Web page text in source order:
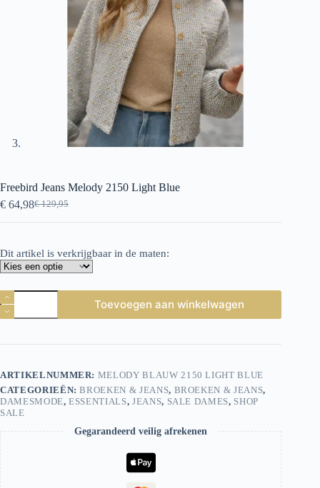
Freebird Jeans Melody 2150 Light Blue
€129,95
Oorspronkelijke
prijs
€ 129,95.
€ 64,98Huidige
prijs
€ 64,98.
Dit artikel is verkrijgbaar in de maten:
Freebird
Jeans
Melody
Light
Toevoegen aan winkelwagen
ARTIKELNUMMER: MELODY BLAUW 2150 LIGHT BLUE
CATEGORIEËN:BROEKEN & JEANS, BROEKEN & JEANS,
DAMESMODE,ESSENTIALS, JEANS, SALE DAMES, SHOP
SALE
Gegarandeerd veilig afrekenen